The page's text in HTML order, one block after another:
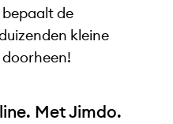
de
kleine
Met Jimdo.